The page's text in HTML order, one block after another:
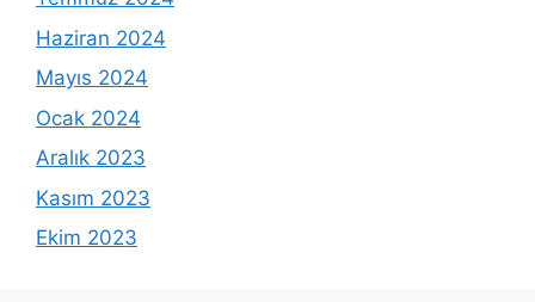
Haziran 2024
Mayıs 2024
Ocak 2024
Aralık 2023
Kasım 2023
Ekim 2023